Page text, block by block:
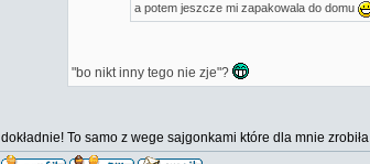
a potem jeszcze mi zapakowala do domu
"bo nikt inny tego nie zje"?
dokładnie! To samo z wege sajgonkami które dla mnie zrobiła